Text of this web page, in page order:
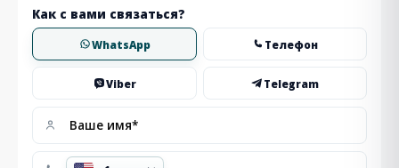
Как с вами связаться?
WhatsApp Телефон
Viber Telegram